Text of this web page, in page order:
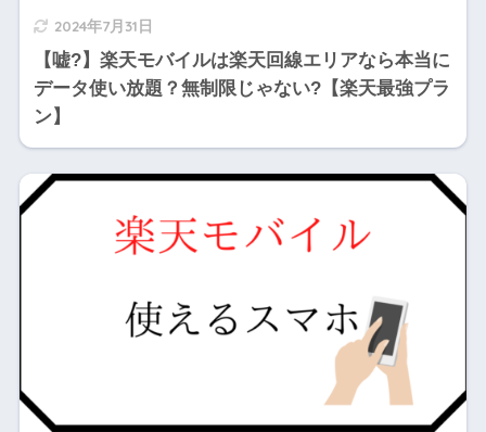
2024年7月31日
【嘘?】楽天モバイルは楽天回線エリアなら本当に
データ使い放題？無制限じゃない?【楽天最強プラ
ン】